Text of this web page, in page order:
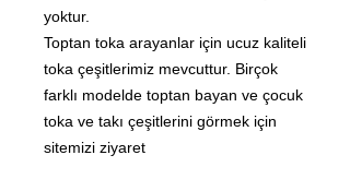
yoktur.
Toptan toka arayanlar için ucuz kaliteli
toka çeşitlerimiz mevcuttur. Birçok
farklı modelde toptan bayan ve çocuk
toka ve takı çeşitlerini görmek için
sitemizi ziyaret